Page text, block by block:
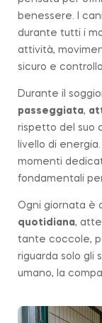
benessere. I
durante tutti i
attività,
sicuro e
Durante il
passeggiata,
rispetto del suo
livello di
momenti
fondamentali
Ogni giornata è
quotidiana,
tante coccole,
riguarda solo gli
umano, la